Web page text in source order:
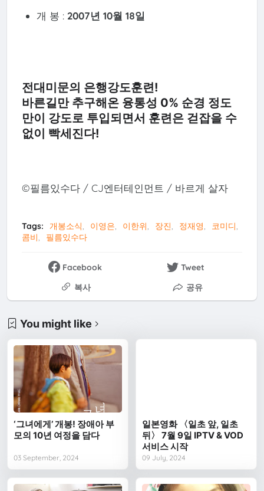
개 봉 : 2007년 10월 18일
전대미문의 은행강도훈련!
바른길만 추구해온 융통성 0% 순경 정도
만이 강도로 투입되면서 훈련은 걷잡을 수
없이 빡세진다!
©필름있수다 / CJ엔터테인먼트 / 바르게 살자
Tags: 개봉소식 이영은 이한위 장진 정재영
코미디
콤비
필름있수다
Facebook
Tweet
복사
공유
You might like
‘그녀에게’ 개봉! 장애아 부
모의 10년 여정을 담다
03 September, 2024
일본영화 〈일초 앞, 일초
뒤〉 7월 9일 IPTV & VOD
서비스 시작
09 July, 2024